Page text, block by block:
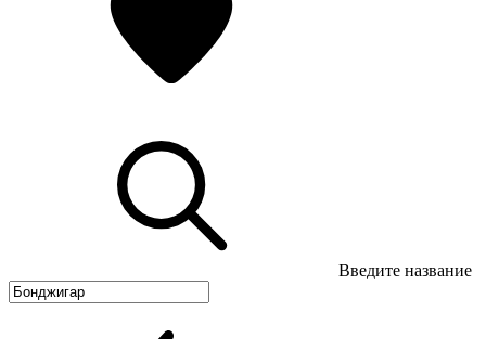
Введите название